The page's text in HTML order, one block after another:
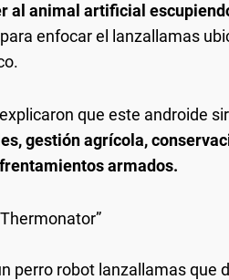
al animal artificial
para enfocar el lanzallamas
que este androide
gestión agrícola,
armados.
perro robot lanzallamas que